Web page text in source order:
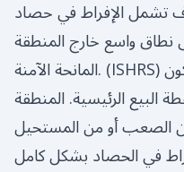
تشمل الإفراط في حصاد
نطاق واسع خارج المنطقة
المانحة الآمنة. (ISHRS) لهذا السبب لا ينبغي أبدًا أن يكون
البيع الرئيسية. المنطقة
الصعب أو من المستحيل